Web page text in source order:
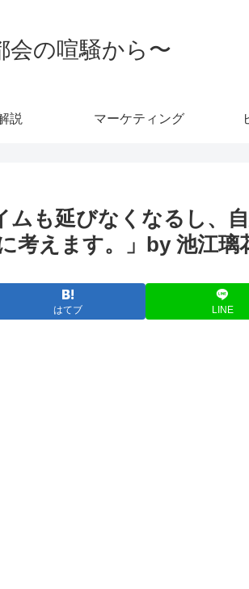
会の喧騒から〜
説 マーケティング
ムも延びなくなるし、
えます。」by 池江璃
はてブ LINE